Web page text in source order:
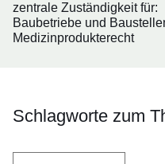
zentrale Zuständigkeit für:
Baubetriebe und
Medizinprodukterecht
Schlagworte zum